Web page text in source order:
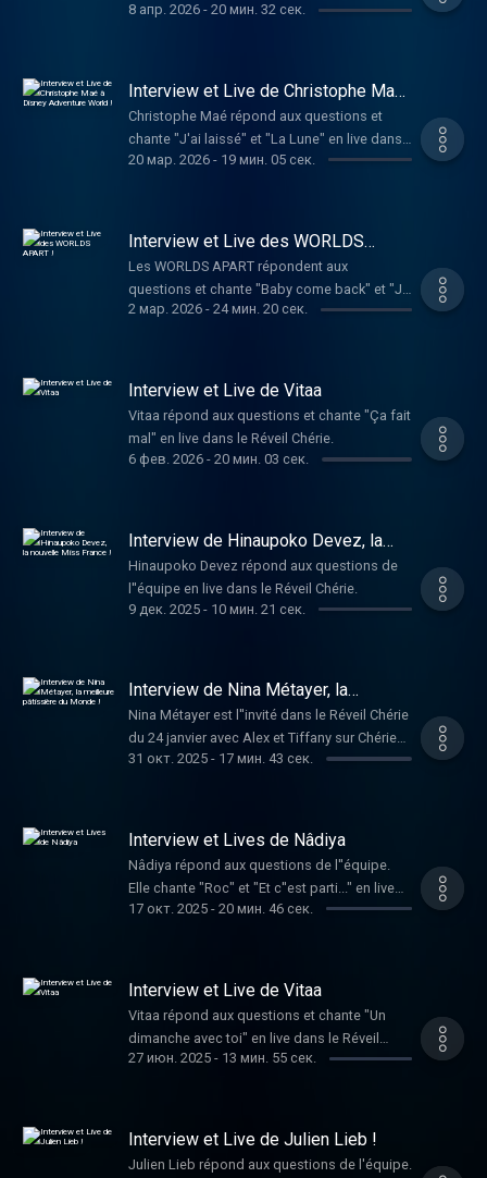
Réveil Chérie.
8 апр. 2026- 20 мин. 32 сек.
Interview et Live de Christophe Maé
à Disney Adventure World !
Christophe Maé répond aux questions et
chante "J'ai laissé" et "La Lune" en live dans
le Réveil Chérie.
20 мар. 2026- 19 мин. 05 сек.
Interview et Live des WORLDS
APART !
Les WORLDS APART répondent aux
questions et chante "Baby come back" et "Je
te donne" en live dans le Réveil Chérie.
2 мар. 2026- 24 мин. 20 сек.
Interview et Live de Vitaa
Vitaa répond aux questions et chante "Ça fait
mal" en live dans le Réveil Chérie.
6 фев. 2026- 20 мин. 03 сек.
Interview de Hinaupoko Devez, la
nouvelle Miss France !
Hinaupoko Devez répond aux questions de
l''équipe en live dans le Réveil Chérie.
9 дек. 2025- 10 мин. 21 сек.
Interview de Nina Métayer, la
meilleure pâtissière du Monde !
Nina Métayer est l''invité dans le Réveil Chérie
du 24 janvier avec Alex et Tiffany sur Chérie
FM ! Elle répond aux questions dans le Réveil
31 окт. 2025- 17 мин. 43 сек.
Interview et Lives de Nâdiya
Nâdiya répond aux questions de l''équipe.
Elle chante "Roc" et "Et c''est parti..." en live
dans le Réveil Chérie.
17 окт. 2025- 20 мин. 46 сек.
Interview et Live de Vitaa
Vitaa répond aux questions et chante "Un
dimanche avec toi" en live dans le Réveil
Chérie.
27 июн. 2025- 13 мин. 55 сек.
Interview et Live de Julien Lieb !
Julien Lieb répond aux questions de l'équipe.